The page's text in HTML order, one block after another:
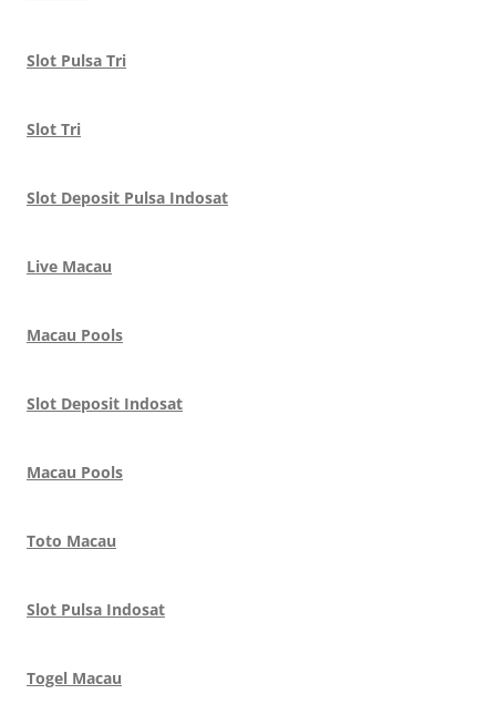
Slot Pulsa Tri
Slot Tri
Slot Deposit Pulsa Indosat
Live Macau
Macau Pools
Slot Deposit Indosat
Macau Pools
Toto Macau
Slot Pulsa Indosat
Togel Macau